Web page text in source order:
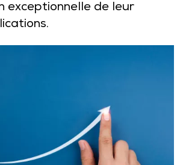
exceptionnelle de leur